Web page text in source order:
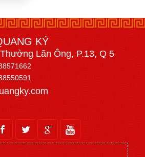
KÝ
Lãn Ông, P.13, Q 5